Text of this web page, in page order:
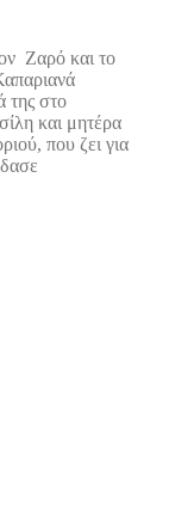
Ζαρό και το
της στο
και μητέρα
που ζει για